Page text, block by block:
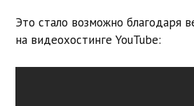
Это стало возможно благодаря
на видеохостинге YouTube: